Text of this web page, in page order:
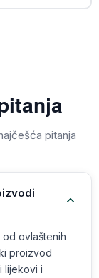
pitanja
ovlaštenih
proizvod
lijekovi i